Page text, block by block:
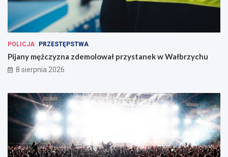
POLICJA PRZESTĘPSTWA
Pijany mężczyzna zdemolował przystanek w Wałbrzychu
8 sierpnia 2026